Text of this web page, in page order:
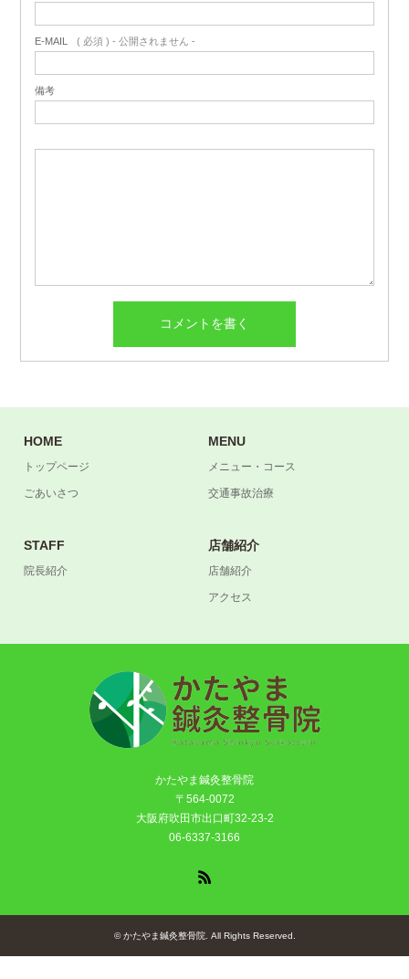
E-MAIL ( 必須 ) - 公開されません -
備考
HOME
トップページ
ごあいさつ
MENU
メニュー・コース
交通事故治療
STAFF
院長紹介
店舗紹介
店舗紹介
アクセス
かたやま鍼灸整骨院
〒564-0072
大阪府吹田市出口町32-23-2
06-6337-3166
©かたやま鍼灸整骨院. All Rights Reserved.